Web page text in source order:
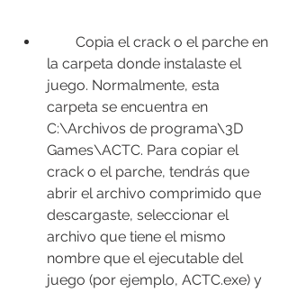
la carpeta donde instalaste el
juego. Normalmente, esta
carpeta se encuentra en
C:\Archivos de programa\3D
Games\ACTC. Para copiar el
crack o el parche, tendrás que
abrir el archivo comprimido que
descargaste, seleccionar el
archivo que tiene el mismo
nombre que el ejecutable del
juego (por ejemplo, ACTC.exe) y